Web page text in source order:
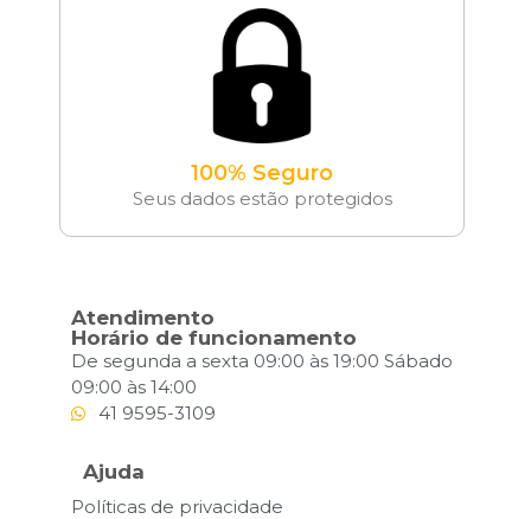
100% Seguro
Seus dados estão protegidos
Atendimento
Horário de funcionamento
De segunda a sexta 09:00 às 19:00 Sábado
09:00 às 14:00
41 9595-3109
Ajuda
Políticas de privacidade